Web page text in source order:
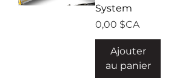
System
Prix
0,00 $CA
Ajouter
au panier